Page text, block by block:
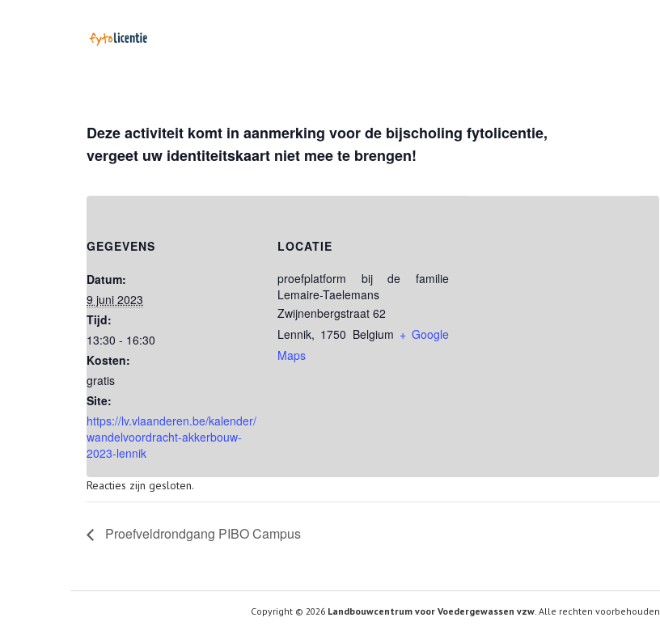
Deze activiteit komt in aanmerking voor de bijscholing fytolicentie,
vergeet uw identiteitskaart niet mee te brengen!
GEGEVENS
Datum:
9 juni 2023
Tijd:
13:30 - 16:30
Kosten:
gratis
Site:
https://lv.vlaanderen.be/kalender/
wandelvoordracht-akkerbouw-
2023-lennik
LOCATIE
proefplatform bij de familie
Lemaire-Taelemans
Zwijnenbergstraat 62
Lennik, 1750 Belgium + Google
Maps
Reacties zijn gesloten.
Proefveldrondgang PIBO Campus
Copyright © 2026 Landbouwcentrum voor Voedergewassen vzw. Alle rechten voorbehouden.